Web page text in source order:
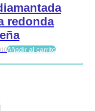
redonda
Añadir al carrito